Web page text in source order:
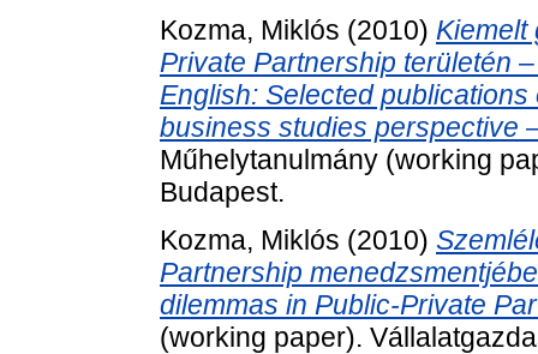
Kozma, Miklós (2010) Kiemelt
Private Partnership területén
English: Selected
business studies perspective
Műhelytanulmány (working
Budapest.
Kozma, Miklós (2010)
Partnership
dilemmas in Public-Private
(working paper).